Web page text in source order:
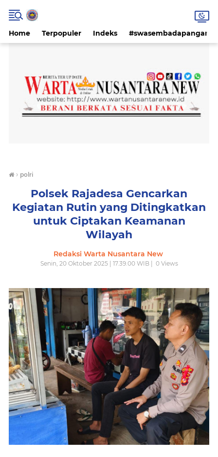
Home Terpopuler Indeks #swasembadapangan
› polri
Polsek Rajadesa Gencarkan
Kegiatan Rutin yang Ditingkatkan
untuk Ciptakan Keamanan
Wilayah
Redaksi Warta Nusantara New
Senin, 20 Oktober 2025 | 17.39.00 WIB | 0Views